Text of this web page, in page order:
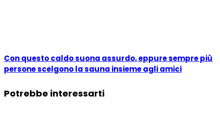
Con questo caldo suona assurdo, eppure sempre più
persone scelgono la sauna insieme agli amici
Potrebbe interessarti